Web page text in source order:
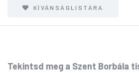
KÍVÁNSÁGLISTÁRA
Tekintsd meg a Szent Borbála